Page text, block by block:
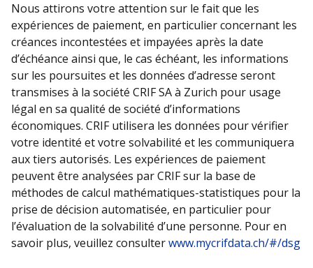
Nous attirons votre attention sur le fait que les
expériences de paiement, en particulier concernant les
créances incontestées et impayées après la date
d’échéance ainsi que, le cas échéant, les informations
sur les poursuites et les données d’adresse seront
transmises à la société CRIF SA à Zurich pour usage
légal en sa qualité de société d’informations
économiques. CRIF utilisera les données pour vérifier
votre identité et votre solvabilité et les communiquera
aux tiers autorisés. Les expériences de paiement
peuvent être analysées par CRIF sur la base de
méthodes de calcul mathématiques-statistiques pour la
prise de décision automatisée, en particulier pour
l’évaluation de la solvabilité d’une personne. Pour en
savoir plus, veuillez consulterwww.mycrifdata.ch/#/dsg